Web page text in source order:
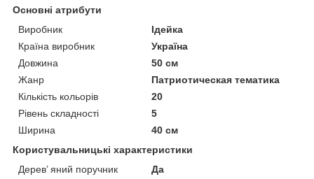
Основні атрибути
Виробник
Ідейка
Країна виробник
Україна
Довжина
50 см
Жанр
Патриотическая тематика
Кількість кольорів
20
Рівень складності
5
Ширина
40 см
Користувальницькі характеристики
Дерев’ яний поручник
Да